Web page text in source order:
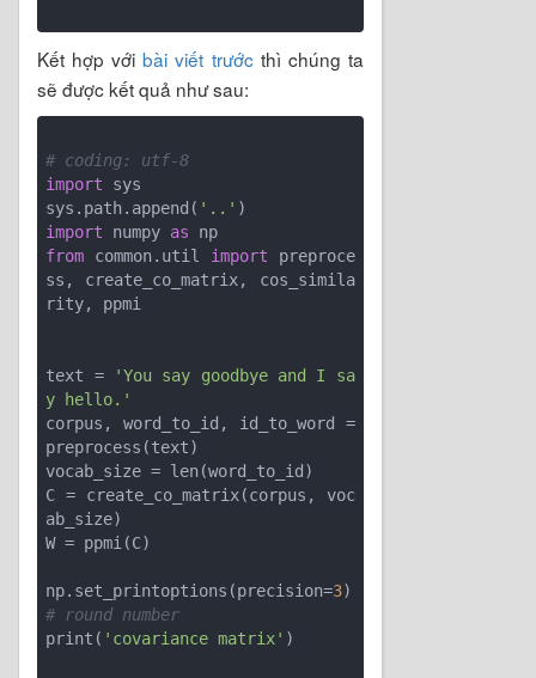
Kết hợp vớibài viết trướcthì chúng ta
sẽ được kết quả như sau:
# coding: utf-8
import sys
sys.path.append( '..'
import numpy as
from common.util import preproce
ss, create_co_matrix, cos_simila
rity, ppmi
text =
'You say goodbye and I sa
y hello.'
corpus, word_to_id, id_to_word =
preprocess(text)
vocab_size = len(word_to_id)
C = create_co_matrix(corpus, voc
ab_size)
W = ppmi(C)
np.set_printoptions(precision=3
# round number
print( 'covariance matrix' )